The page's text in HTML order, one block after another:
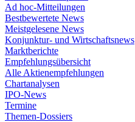
Ad hoc-Mitteilungen
Bestbewertete News
Meistgelesene News
Konjunktur- und Wirtschaftsnews
Marktberichte
Empfehlungsübersicht
Alle Aktienempfehlungen
Chartanalysen
IPO-News
Termine
Themen-Dossiers